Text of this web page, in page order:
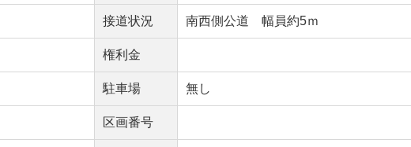
接道状況 南西側公道 幅員約5ｍ
権利金
駐車場 無し
区画番号